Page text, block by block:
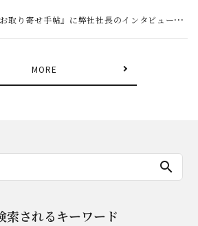
WEBメディア『日本全国お取り寄せ手帖』に弊社社長のインタビュー記事が掲載されました。
MORE
search
索されるキーワード